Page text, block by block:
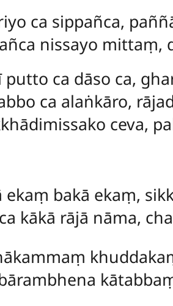
ca sippañca,
nissayo mittaṃ,
ca dāso ca,
ca alaṅkāro,
ceva,
ekaṃ bakā ekaṃ,
kākā rājā nāma,